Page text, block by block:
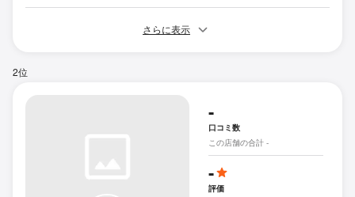
さらに表示
2位
-
口コミ数
この店舗の合計 -
-
評価